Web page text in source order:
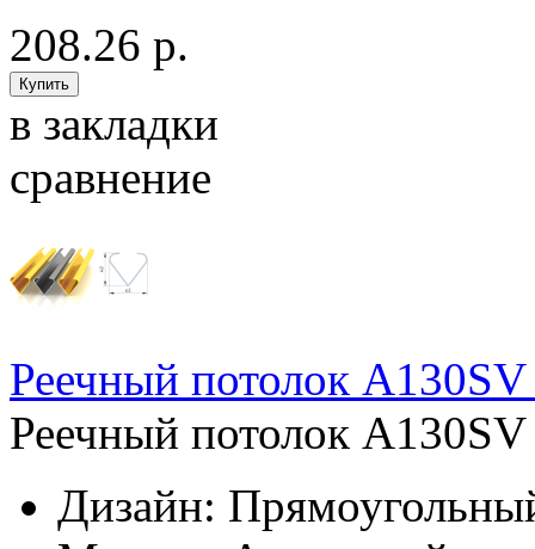
208.26 р.
в закладки
сравнение
Реечный потолок
Реечный потолок
Дизайн: